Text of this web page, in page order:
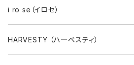
i ro se（イロセ）
HARVESTY （ハ―ベスティ）